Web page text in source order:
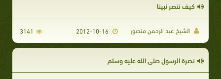
كيف ننصر نبينا
الشيخ عبد الرحمن منصور 3141
نصرة الرسول صلى الله عليه وسلم